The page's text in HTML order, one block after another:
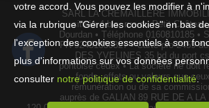
SARL LA CREMAILLERE
située 4 bis, rue du Petit
Dourdan • Téléphone 0160810185 •
FR 92451830327 • Carte pro 2459
DES YVELINES 35 bd du port
pontoise cedex • La société ne doit
fonds, effets ou valeurs que
rémunération ou de sa
auprès de GALIAN 89 RUE DE A
votre accord. Vous pouvez les modifier à
via la rubrique "Gérer les cookies" en bas
l'exception des cookies essentiels à son
plus d'informations sur vos données
consulter notre politique de confidentialité.